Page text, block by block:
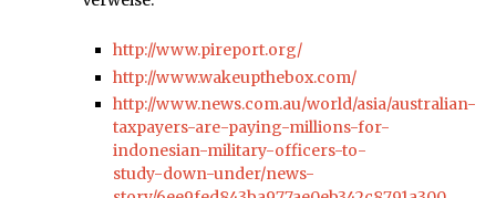
http://www.pireport.org/
http://www.wakeupthebox.com/
http://www.news.com.au/world/asia/australian-
taxpayers-are-paying-millions-for-
indonesian-military-officers-to-
study-down-under/news-